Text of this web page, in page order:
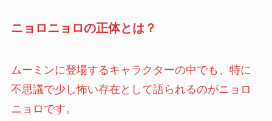
ニョロニョロの正体とは？
ムーミンに登場するキャラクターの中でも、特に
不思議で少し怖い存在として語られるのがニョロ
ニョロです。